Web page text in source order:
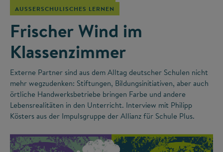
AUSSERSCHULISCHES LERNEN
Frischer Wind im
Klassenzimmer
Externe Partner sind aus dem Alltag deutscher Schulen nicht
mehr wegzudenken: Stiftungen, Bildungsinitiativen, aber auch
örtliche Handwerksbetriebe bringen Farbe und andere
Lebensrealitäten in den Unterricht. Interview mit Philipp
Kösters aus der Impulsgruppe der Allianz für Schule Plus.